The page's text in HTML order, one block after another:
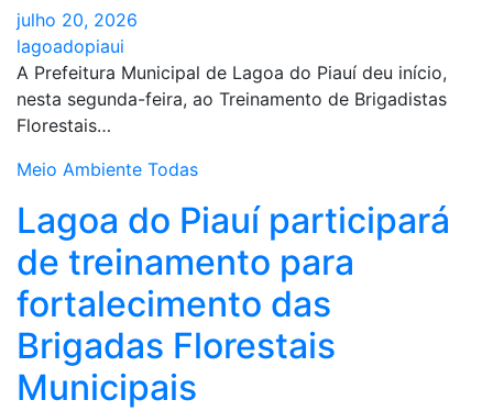
julho 20, 2026
lagoadopiaui
A Prefeitura Municipal de Lagoa do Piauí deu início,
nesta segunda-feira, ao Treinamento de Brigadistas
Florestais…
Meio Ambiente Todas
Lagoa do Piauí participará
de treinamento para
fortalecimento das
Brigadas Florestais
Municipais